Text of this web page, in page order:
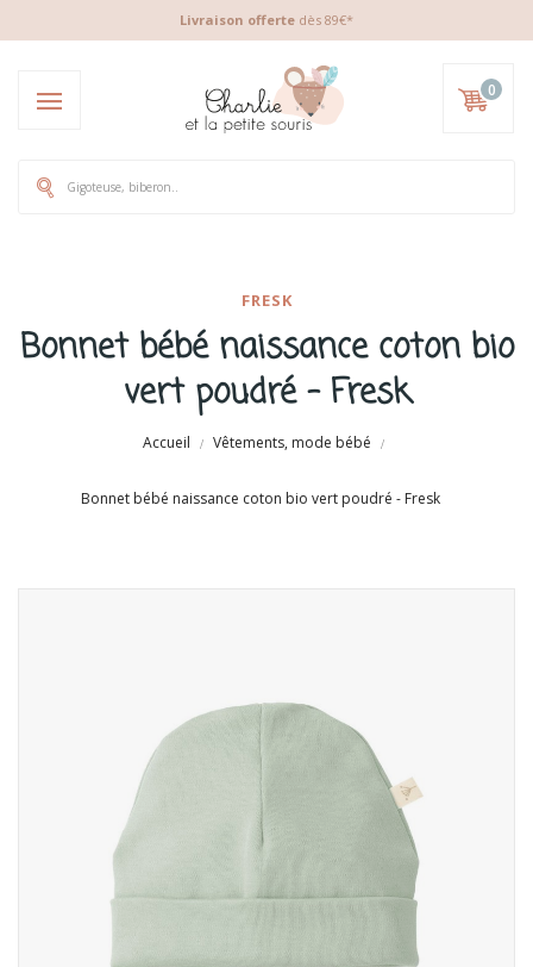
Livraison offerte dès 89€*
0
FRESK
Bonnet bébé naissance coton bio
vert poudré - Fresk
Accueil Vêtements, mode bébé
Bonnet bébé naissance coton bio vert poudré - Fresk